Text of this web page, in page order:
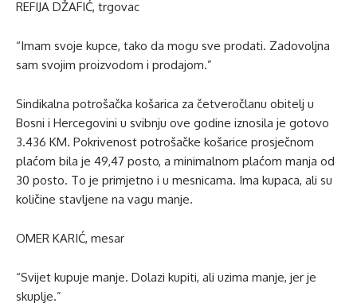
REFIJA DŽAFIĆ, trgovac
“Imam svoje kupce, tako da mogu sve prodati. Zadovoljna
sam svojim proizvodom i prodajom.”
Sindikalna potrošačka košarica za četveročlanu obitelj u
Bosni i Hercegovini u svibnju ove godine iznosila je gotovo
3.436 KM. Pokrivenost potrošačke košarice prosječnom
plaćom bila je 49,47 posto, a minimalnom plaćom manja od
30 posto. To je primjetno i u mesnicama. Ima kupaca, ali su
količine stavljene na vagu manje.
OMER KARIĆ, mesar
“Svijet kupuje manje. Dolazi kupiti, ali uzima manje, jer je
skuplje.”